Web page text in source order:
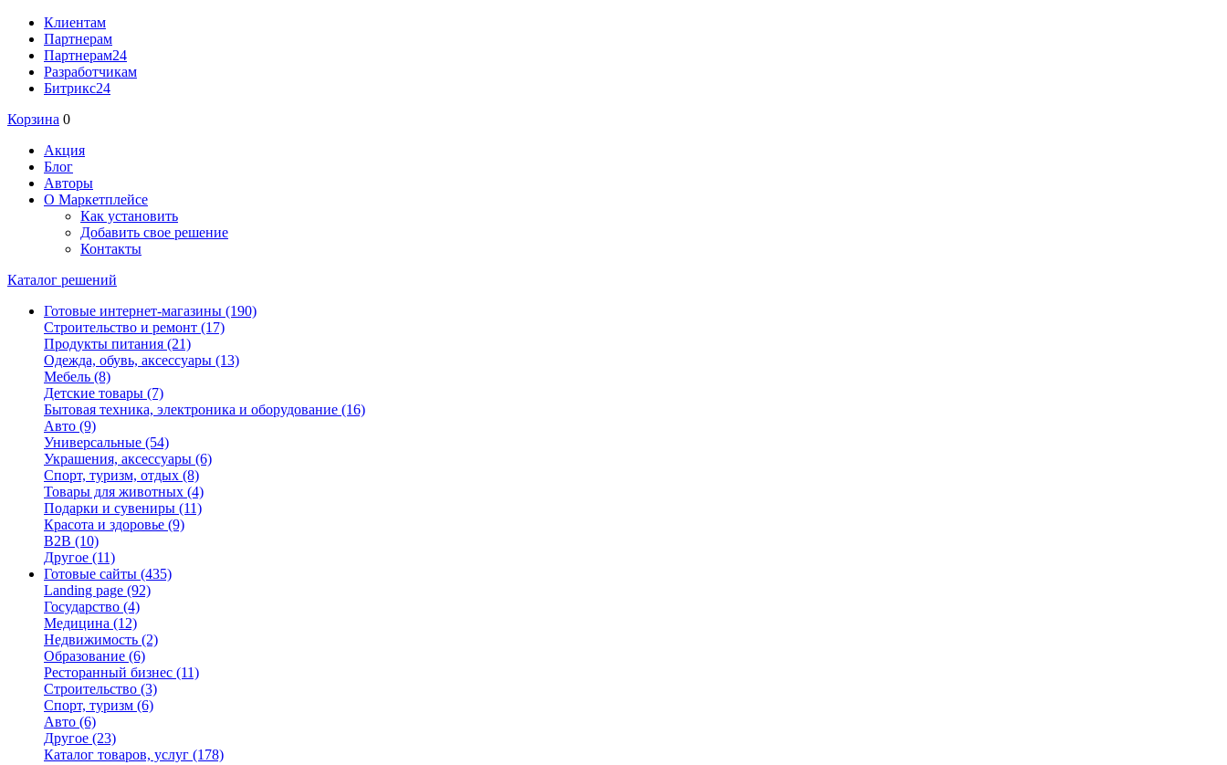
Клиентам
Партнерам
Партнерам24
Разработчикам
Битрикс24
Корзина 0
Акция
Блог
Авторы
О Маркетплейсе
Как установить
Добавить свое решение
Контакты
Каталог решений
Готовые интернет-магазины (190)
Строительство и ремонт (17)
Продукты питания (21)
Одежда, обувь, аксессуары (13)
Мебель (8)
Детские товары (7)
Бытовая техника, электроника и оборудование (16)
Авто (9)
Универсальные (54)
Украшения, аксессуары (6)
Спорт, туризм, отдых (8)
Товары для животных (4)
Подарки и сувениры (11)
Красота и здоровье (9)
B2B (10)
Другое (11)
Готовые сайты (435)
Landing page (92)
Государство (4)
Медицина (12)
Недвижимость (2)
Образование (6)
Ресторанный бизнес (11)
Строительство (3)
Спорт, туризм (6)
Авто (6)
Другое (23)
Каталог товаров, услуг (178)